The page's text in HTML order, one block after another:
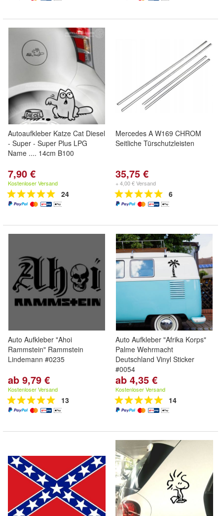
Autoaufkleber Katze Cat Diesel
- Super - Super Plus LPG
Name .... 14cm B100
7,90 €
Kostenloser Versand
24
Mercedes A W169 CHROM
Seitliche Türschutzleisten
35,75 €
+ 4,00 € Versand
6
Auto Aufkleber "Ahoi
Rammstein" Rammstein
Lindemann #0235
ab 9,79 €
Kostenloser Versand
13
Auto Aufkleber "Afrika Korps"
Palme Wehrmacht
Deutschland Vinyl Sticker
#0054
ab 4,35 €
Kostenloser Versand
14